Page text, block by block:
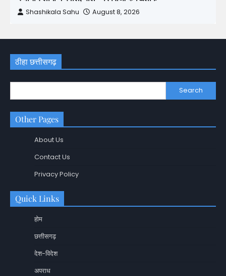
Shashikala Sahu August 8, 2026
ठीहा छत्तीसगढ़
Search
Other Pages
About Us
Contact Us
Privacy Policy
Quick Links
होम
छत्तीसगढ़
देश-विदेश
अपराध